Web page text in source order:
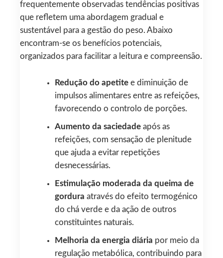
frequentemente observadas tendências positivas
que refletem uma abordagem gradual e
sustentável para a gestão do peso. Abaixo
encontram-se os benefícios potenciais,
organizados para facilitar a leitura e compreensão.
Redução do apetitee diminuição de
impulsos alimentares entre as refeições,
favorecendo o controlo de porções.
Aumento da saciedadeapós as
refeições, com sensação de plenitude
que ajuda a evitar repetições
desnecessárias.
Estimulação moderada da queima de
gordura através do efeito termogénico
do chá verde e da ação de outros
constituintes naturais.
Melhoria da energia diária por meio da
regulação metabólica, contribuindo para